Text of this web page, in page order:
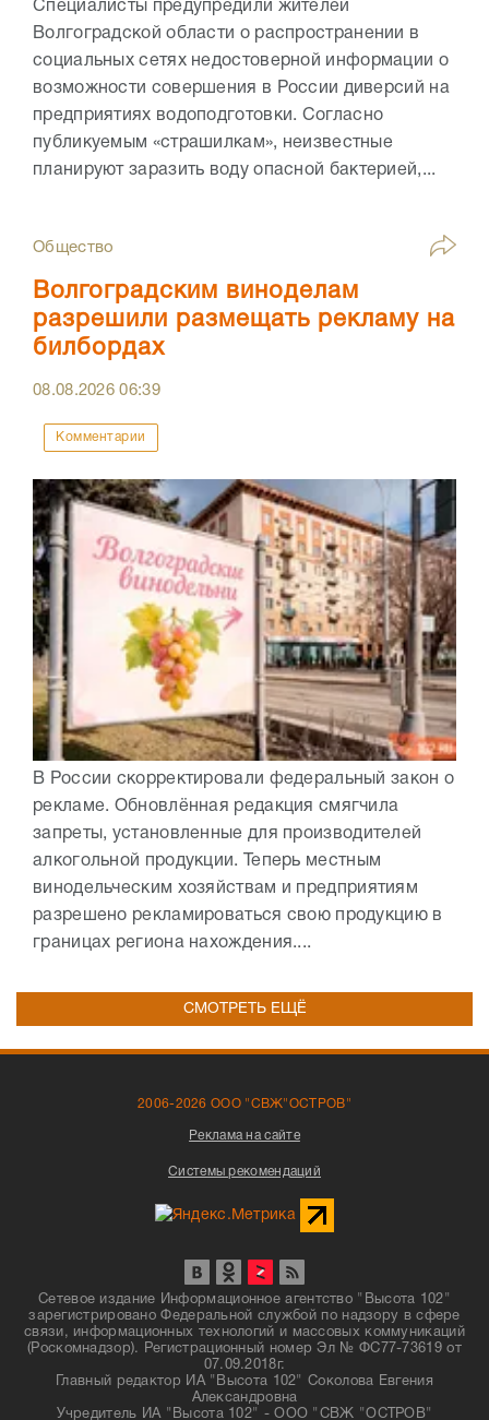
Специалисты предупредили жителей
Волгоградской области о распространении в
социальных сетях недостоверной информации о
возможности совершения в России диверсий на
предприятиях водоподготовки. Согласно
публикуемым «страшилкам», неизвестные
планируют заразить воду опасной бактерией,...
Общество
Волгоградским виноделам
разрешили размещать рекламу на
билбордах
08.08.202606:39
Комментарии
В России скорректировали федеральный закон о
рекламе. Обновлённая редакция смягчила
запреты, установленные для производителей
алкогольной продукции. Теперь местным
винодельческим хозяйствам и предприятиям
разрешено рекламироваться свою продукцию в
границах региона нахождения....
СМОТРЕТЬ ЕЩЁ
2006-2026 ООО "СВЖ"ОСТРОВ"
Реклама на сайте
Системы рекомендаций
Сетевое издание Информационное агентство "Высота 102"
зарегистрировано Федеральной службой по надзору в сфере
связи, информационных технологий и массовых коммуникаций
(Роскомнадзор). Регистрационный номер Эл № ФС77-73619 от
07.09.2018г.
Главный редактор ИА "Высота 102" Соколова Евгения
Александровна
Учредитель ИА "Высота 102" - ООО "СВЖ "ОСТРОВ"